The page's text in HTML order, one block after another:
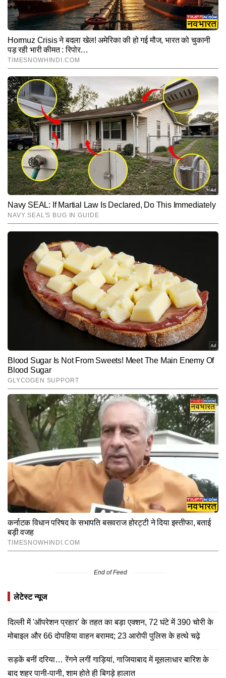
End of Feed
लेटेस्ट न्यूज
दिल्ली में 'ऑपरेशन प्रहार' के तहत का बड़ा एक्शन, 72 घंटे में 390 चोरी के
मोबाइल और 66 दोपहिया वाहन बरामद; 23 आरोपी पुलिस के हत्थे चढ़े
सड़कें बनीं दरिया… रेंगने लगीं गाड़ियां, गाजियाबाद में मूसलाधार बारिश के
बाद शहर पानी-पानी, शाम होते ही बिगड़े हालात